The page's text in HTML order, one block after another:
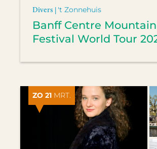
Divers | 't Zonnehuis
Banff Centre
Festival World Tour
ZO 21 MRT.